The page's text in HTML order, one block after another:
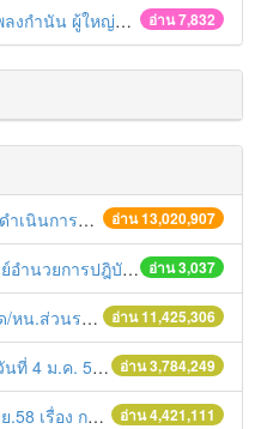
อ่าน 7,832
นัน ผู้ใหญ่บ้าน ฯลฯ
อ่าน 13,020,907
ชการแบบบูรณาการ
อ่าน 3,037
ษฐกิจพอเพียง" จังหวัดพระนครศรีอยุธยา ครั้ง ที่ 2/2557
อ่าน 11,425,306
อน มิถุนายน 2558
อ่าน 3,784,249
ที่ 4 ม.ค. 58
อ่าน 4,421,111
หนี้สินให้แก่เกษตรกร